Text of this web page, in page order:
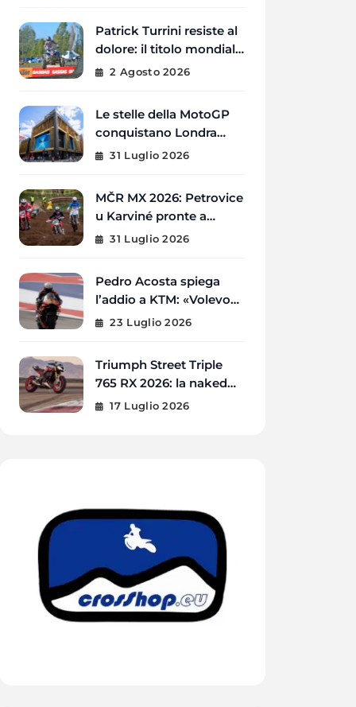
Patrick Turrini resiste al
dolore: il titolo mondiale
Quadcross è ancora
2 Agosto 2026
Le stelle della MotoGP
conquistano Londra
prima del GP di Gran
31 Luglio 2026
MČR MX 2026: Petrovice
u Karviné pronte a
ospitare il quinto round
31 Luglio 2026
Pedro Acosta spiega
l’addio a KTM: «Volevo
una moto con cui
23 Luglio 2026
Triumph Street Triple
765 RX 2026: la naked
più estrema di sempre
17 Luglio 2026